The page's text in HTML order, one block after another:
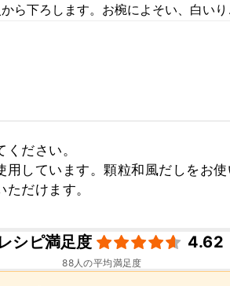
ら下ろします。お椀によそい、白いり
ださい。
用しています。顆粒和風だしをお
だけます。
レシピ満足度
4.62
88人の平均満足度